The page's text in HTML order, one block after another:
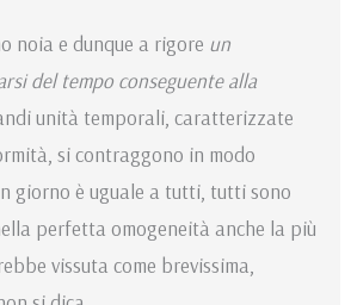
noia e dunque a rigore un
del tempo conseguente alla
unità temporali, caratterizzate
si contraggono in modo
giorno è uguale a tutti, tutti sono
perfetta omogeneità anche la più
vissuta come brevissima,